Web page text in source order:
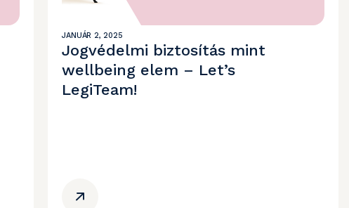
JANUÁR 2, 2025
Jogvédelmi biztosítás mint
wellbeing elem – Let’s
LegiTeam!